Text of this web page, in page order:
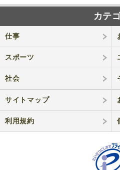
カテ
仕事
スポーツ
社会
サイトマップ
利用規約